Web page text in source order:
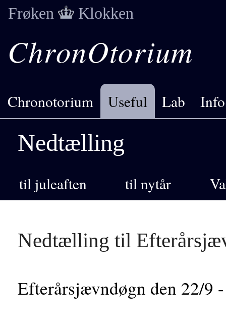
Frøken Klokken
ChronOtorium
Chronotorium Useful Lab Info
Nedtælling
til juleaften til nytår
Nedtælling til
Efterårsjævndøgn den 22/9